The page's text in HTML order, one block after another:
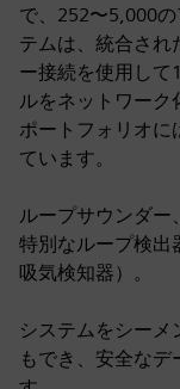
で、252〜5,000
テムは、統合され
ー接続を使用して
ルをネットワーク
ポートフォリオに
ています。
ループサウンダー、
特別なループ検出
吸気検知器）。
システムをシーメ
もでき、安全なデ